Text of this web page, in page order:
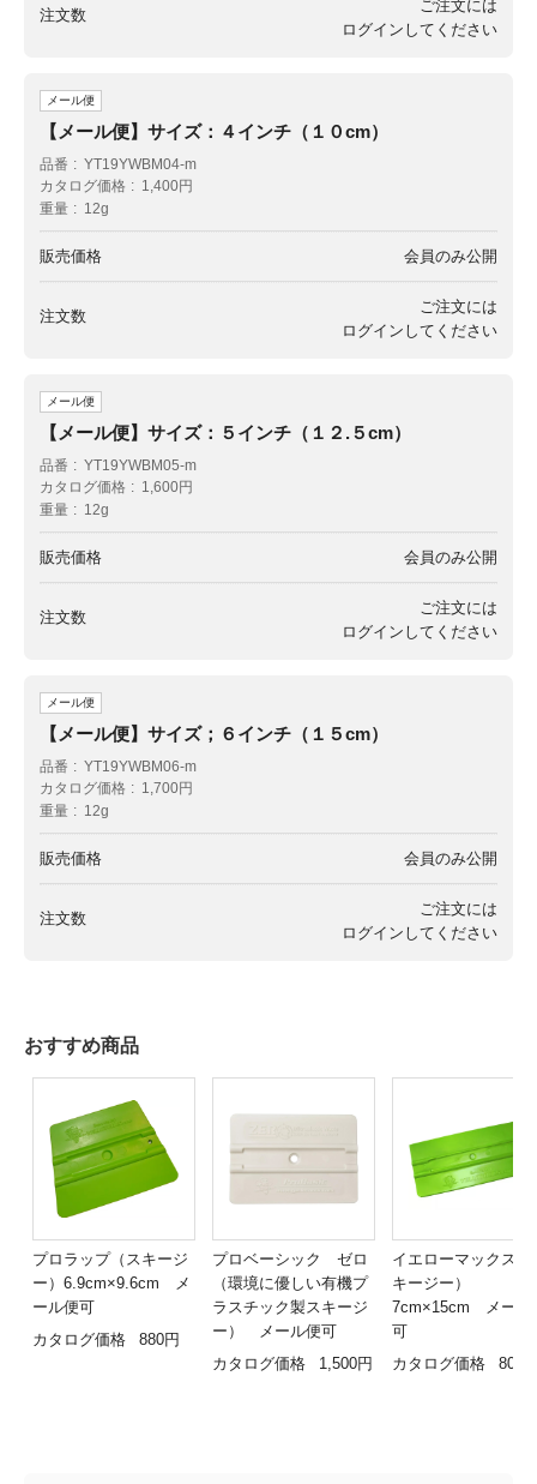
注文数
ご注文には
ログイン してください
メール便
【メール便】サイズ：４インチ（１０cm）
品番
YT19YWBM04-m
カタログ価格
1,400円
重量
12g
販売価格 会員のみ公開
注文数
ご注文には
ログイン してください
メール便
【メール便】サイズ：５インチ（１２.５cm）
品番
YT19YWBM05-m
カタログ価格
1,600円
重量
12g
販売価格 会員のみ公開
注文数
ご注文には
ログイン してください
メール便
【メール便】サイズ；６インチ（１５cm）
品番
YT19YWBM06-m
カタログ価格
1,700円
重量
12g
販売価格 会員のみ公開
注文数
ご注文には
ログイン してください
おすすめ商品
プロラップ（スキージ
ー）6.9cm×9.6cm メ
ール便可
カタログ価格
880円
プロベーシック ゼロ
（環境に優しい有機プ
ラスチック製スキージ
ー） メール便可
カタログ価格
1,500円
イエローマックス（
キージー）
7cm×15cm メール
可
カタログ価格
800